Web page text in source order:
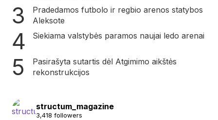
Pradedamos futbolo ir regbio arenos statybos
Aleksote
Siekiama valstybės paramos naujai ledo arenai
Pasirašyta sutartis dėl Atgimimo aikštės
rekonstrukcijos
structum_magazine
3,418 followers